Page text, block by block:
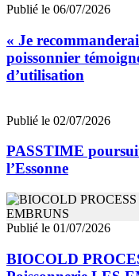
Publié le 06/07/2026
« Je
poissonnier
d’utilisation
Publié le 02/07/2026
PASSTIME
l’Essonne
Publié le 01/07/2026
BIOCOLD